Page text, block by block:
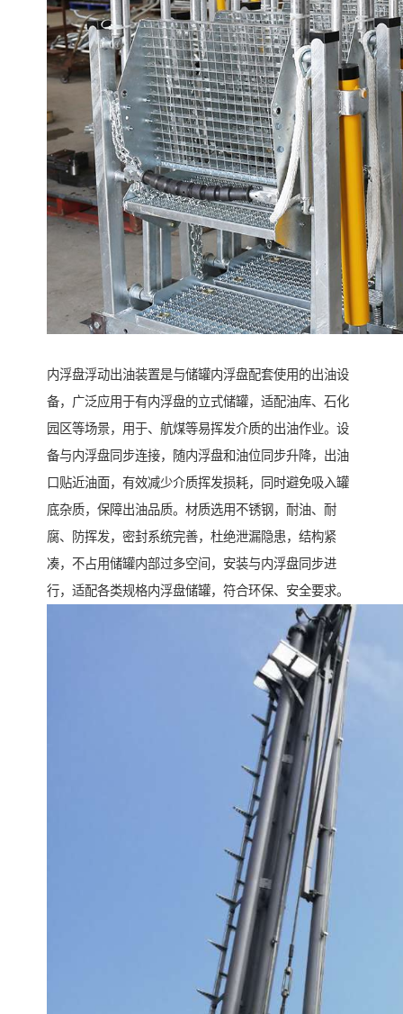
内浮盘浮动出油装置是与储罐内浮盘配套使用的出油设
备，广泛应用于有内浮盘的立式储罐，适配油库、石化
园区等场景，用于、航煤等易挥发介质的出油作业。设
备与内浮盘同步连接，随内浮盘和油位同步升降，出油
口贴近油面，有效减少介质挥发损耗，同时避免吸入罐
底杂质，保障出油品质。材质选用不锈钢，耐油、耐
腐、防挥发，密封系统完善，杜绝泄漏隐患，结构紧
凑，不占用储罐内部过多空间，安装与内浮盘同步进
行，适配各类规格内浮盘储罐，符合环保、安全要求。